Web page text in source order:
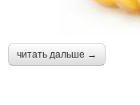
читать дальше →